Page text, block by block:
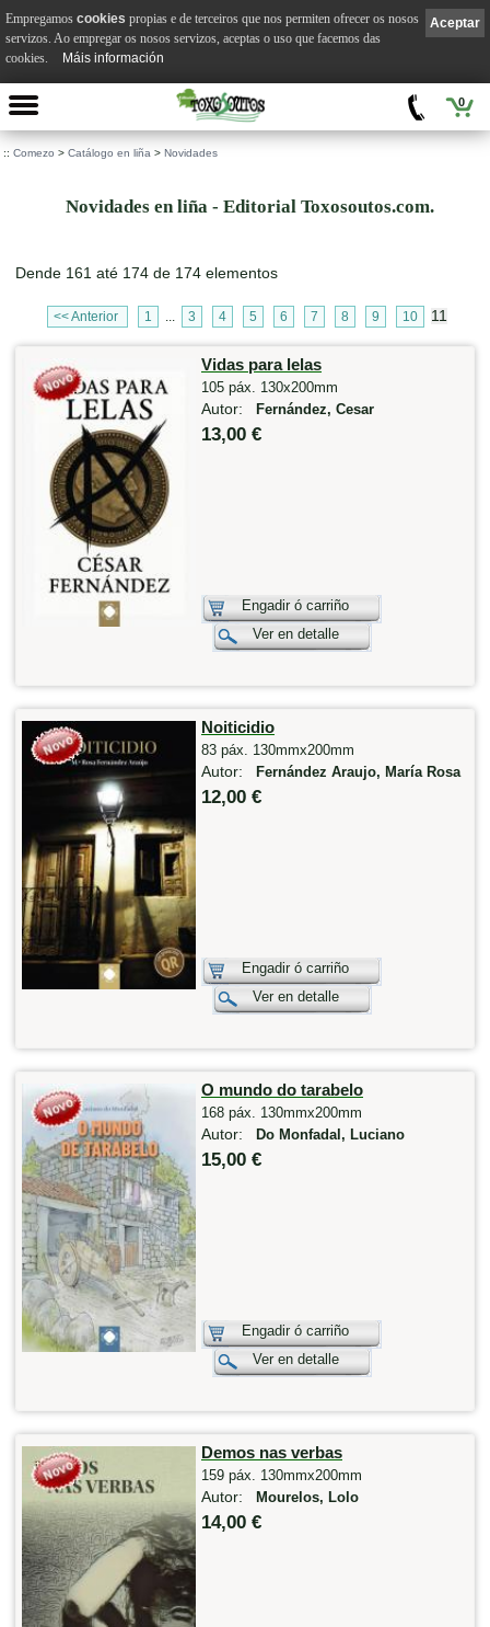
0
:: Comezo > Catálogo en liña > Novidades
Novidades en liña - Editorial Toxosoutos.com.
Dende 161 até 174 de 174 elementos
<< Anterior 1 ... 3 4 5 6 7 8 9 10 11
Vidas para lelas
105 páx. 130x200mm
Autor: Fernández, Cesar
13,00 €
Engadir ó carriño
Ver en detalle
Noiticidio
83 páx. 130mmx200mm
Autor: Fernández Araujo, María Rosa
12,00 €
Engadir ó carriño
Ver en detalle
O mundo do tarabelo
168 páx. 130mmx200mm
Autor: Do Monfadal, Luciano
15,00 €
Engadir ó carriño
Ver en detalle
Demos nas verbas
159 páx. 130mmx200mm
Autor: Mourelos, Lolo
14,00 €
Aceptar
Empregamos cookies propias e de terceiros que nos permiten ofrecer os nosos
servizos. Ao empregar os nosos servizos, aceptas o uso que facemos das
cookies.
Máis información